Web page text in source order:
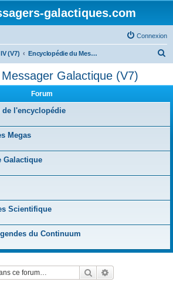
galactiques.com
Connexion
(V7) Encyclopédie du Messager Galactique (V7)
h
Galactique (V7)
Forum
de l'encyclopédie
Megas
Galactique
Scientifique
du Continuum
Rechercher